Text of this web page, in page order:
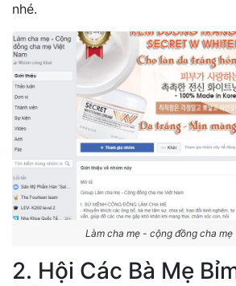
nhé.
Làm cha mẹ - cộng đồng cha mẹ
2. Hội Các Bà Mẹ